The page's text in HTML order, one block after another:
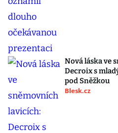
Nová láska ve
Decroix s
pod Sněžkou
Blesk.cz